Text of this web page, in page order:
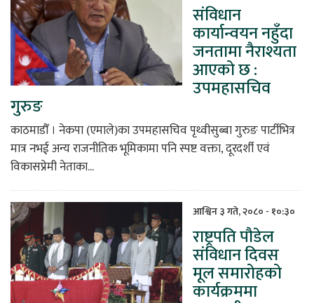
संविधान
कार्यान्वयन नहुँदा
जनतामा नैराश्यता
आएको छ :
उपमहासचिव
गुरुङ
काठमाडौँ । नेकपा (एमाले)का उपमहासचिव पृथ्वीसुब्बा गुरुङ पार्टीभित्र
मात्र नभई अन्य राजनीतिक भूमिकामा पनि स्पष्ट वक्ता, दूरदर्शी एवं
विकासप्रेमी नेताका...
आश्विन ३ गते, २०८० - १०:३०
राष्ट्रपति पौडेल
संविधान दिवस
मूल समारोहको
कार्यक्रममा